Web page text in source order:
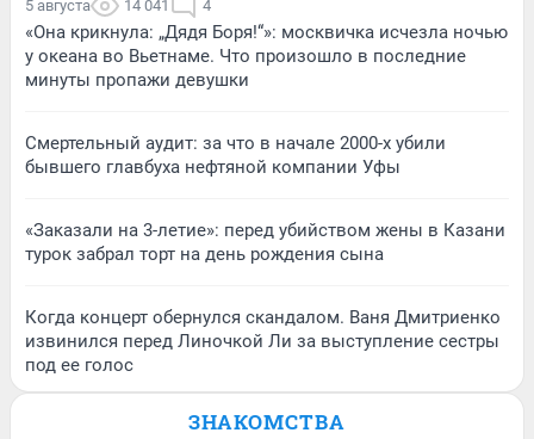
5 августа 14 041 4
«Она крикнула: „Дядя Боря!“»: москвичка исчезла ночью
у океана во Вьетнаме. Что произошло в последние
минуты пропажи девушки
Смертельный аудит: за что в начале 2000-х убили
бывшего главбуха нефтяной компании Уфы
«Заказали на 3-летие»: перед убийством жены в Казани
турок забрал торт на день рождения сына
Когда концерт обернулся скандалом. Ваня Дмитриенко
извинился перед Линочкой Ли за выступление сестры
под ее голос
ЗНАКОМСТВА